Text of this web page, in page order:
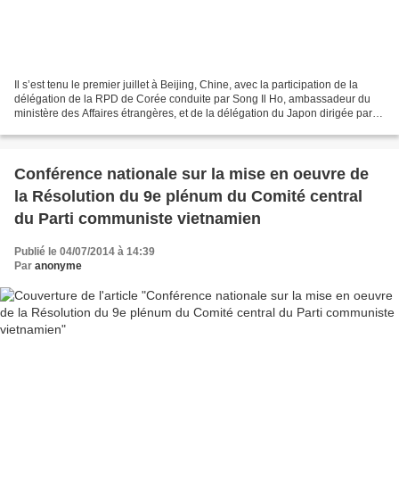
Il s’est tenu le premier juillet à Beijing, Chine, avec la participation de la
délégation de la RPD de Corée conduite par Song Il Ho, ambassadeur du
ministère des Affaires étrangères, et de la délégation du Japon dirigée par
Conférence nationale sur la mise en oeuvre de
la Résolution du 9e plénum du Comité central
du Parti communiste vietnamien
Publié le 04/07/2014 à 14:39
Par anonyme